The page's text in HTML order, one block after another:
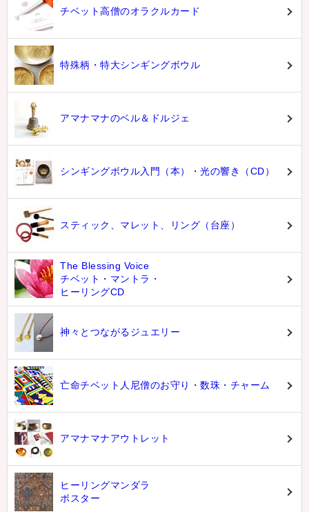
チベット高僧のオラクルカード
特殊柄・特大シンギングボウル
アマナマナのベル＆ドルジェ
シンギングボウル入門（本）・光の響き（CD）
スティック、マレット、リング（台座）
The Blessing Voice
チベット・マントラ・
ヒーリングCD
神々とつながるジュエリー
亡命チベット人尼僧のお守り・数珠・チャーム
アマナマナアウトレット
ヒーリングマンダラ
ポスター